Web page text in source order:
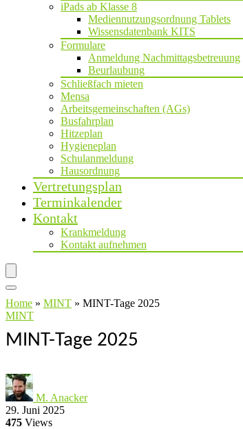
iPads ab Klasse 8
Mediennutzungsordnung Tablets
Wissensdatenbank KITS
Formulare
Anmeldung Nachmittagsbetreuung
Beurlaubung
Schließfach mieten
Mensa
Arbeitsgemeinschaften (AGs)
Busfahrplan
Hitzeplan
Hygieneplan
Schulanmeldung
Hausordnung
Vertretungsplan
Terminkalender
Kontakt
Krankmeldung
Kontakt aufnehmen
Home » MINT » MINT-Tage 2025
MINT
MINT-Tage 2025
M. Anacker
29. Juni 2025
475 Views